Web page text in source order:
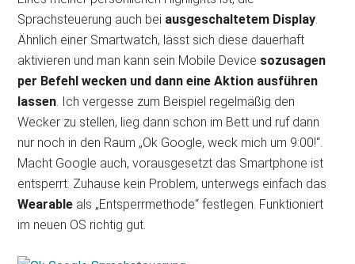
Sprachsteuerung auch bei ausgeschaltetem Display.
Ähnlich einer Smartwatch, lässt sich diese dauerhaft
aktivieren und man kann sein Mobile Device sozusagen
per Befehl wecken und dann eine Aktion ausführen
lassen. Ich vergesse zum Beispiel regelmäßig den
Wecker zu stellen, lieg dann schon im Bett und ruf dann
nur noch in den Raum „Ok Google, weck mich um 9:00!“.
Macht Google auch, vorausgesetzt das Smartphone ist
entsperrt. Zuhause kein Problem, unterwegs einfach das
Wearable als „Entsperrmethode“ festlegen. Funktioniert
im neuen OS richtig gut.